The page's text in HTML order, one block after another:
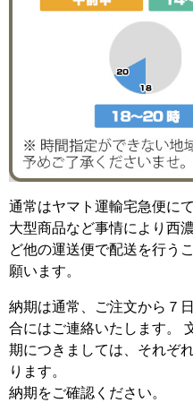
通常はヤマト運輸宅急便に
大型商品など事情により西
ど他の運送便で配送を行う
願います。
納期は通常、ご注文から７
合にはご連絡いたします。
期につきましては、それぞ
ります。
納期をご確認ください。